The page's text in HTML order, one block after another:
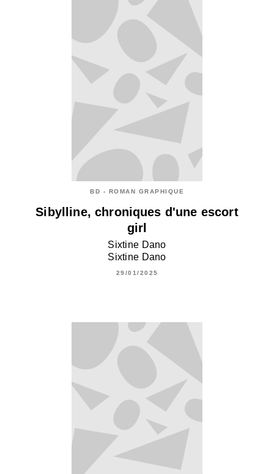
BD - ROMAN GRAPHIQUE
Sibylline, chroniques d'une escort
girl
Sixtine Dano
Sixtine Dano
29/01/2025